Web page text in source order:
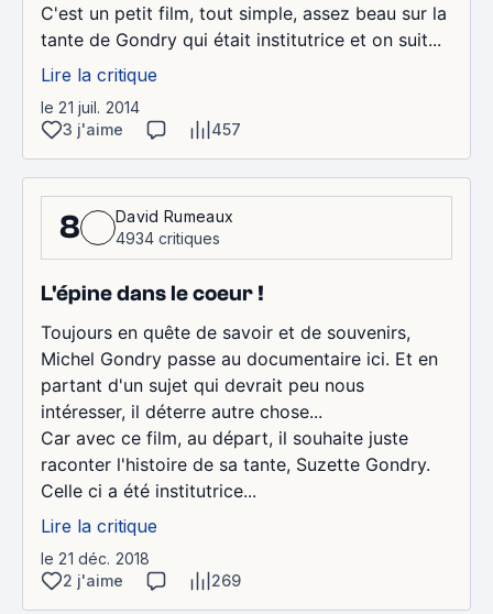
C'est un petit film, tout simple, assez beau sur la
tante de Gondry qui était institutrice et on suit...
Lire la critique
le 21 juil. 2014
3 j'aime
457
8
David Rumeaux
4934 critiques
L'épine dans le coeur !
Toujours en quête de savoir et de souvenirs,
Michel Gondry passe au documentaire ici. Et en
partant d'un sujet qui devrait peu nous
intéresser, il déterre autre chose...
Car avec ce film, au départ, il souhaite juste
raconter l'histoire de sa tante, Suzette Gondry.
Celle ci a été institutrice...
Lire la critique
le 21 déc. 2018
2 j'aime
269